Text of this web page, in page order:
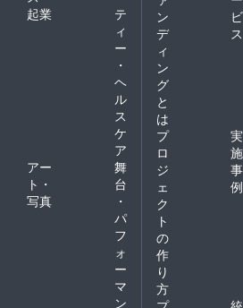
起業
テ
ィ
ー
・
ヘ
ル
ス
ケ
ア
アー
ト・
写真
舞
台
・
パ
フ
ォ
ー
マ
ン
ン
デ
ィ
ン
グ
と
は
ビ
ス
プ
ロ
ジ
ェ
ク
ト
の
作
り
方
実
施
事
例